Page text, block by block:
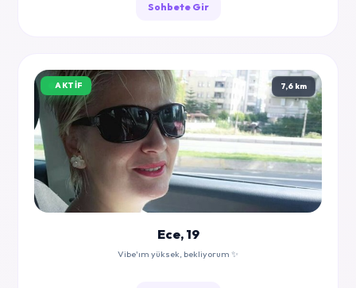
Sohbete Gir
AKTIF 7,6 km
Ece, 19
Vibe'ım yüksek, bekliyorum ✨